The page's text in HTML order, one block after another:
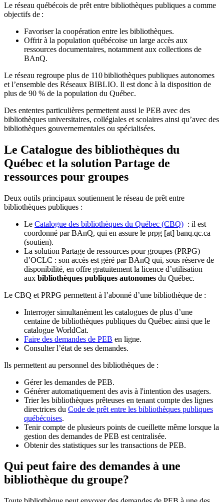
Le réseau québécois de prêt entre bibliothèques publiques a comme
objectifs de :
Favoriser la coopération entre les bibliothèques.
Offrir à la population québécoise un large accès aux
ressources documentaires, notamment aux collections de
BAnQ.
Le réseau regroupe plus de 110bibliothèques publiques autonomes
et l’ensemble des Réseaux BIBLIO. Il est donc à la disposition de
plus de 90 % de la population du Québec.
Des ententes particulières permettent aussi le PEB avec des
bibliothèques universitaires, collégiales et scolaires ainsi qu’avec des
bibliothèques gouvernementales ou spécialisées.
Le Catalogue des bibliothèques du
Québec et la solution Partage de
ressources pour groupes
Deux outils principaux soutiennent le réseau de prêt entre
bibliothèques publiques :
Le Catalogue des bibliothèques du Québec (CBQ) : il est
coordonné par BAnQ, qui en assure le prpg [at] banq.qc.ca
(soutien).
La solution Partage de ressources pour groupes (PRPG)
d’OCLC : son accès est géré par BAnQ qui, sous réserve de
disponibilité, en offre gratuitement la licence d’utilisation
aux bibliothèques publiques autonomes du Québec.
Le CBQ et PRPG permettent à l’abonné d’une bibliothèque de :
Interroger simultanément les catalogues de plus d’une
centaine de bibliothèques publiques du Québec ainsi que le
catalogue WorldCat.
Faire des demandes de PEB en ligne.
Consulter l’état de ses demandes.
Ils permettent au personnel des bibliothèques de :
Gérer les demandes de PEB.
Générer automatiquement des avis à l'intention des usagers.
Trier les bibliothèques prêteuses en tenant compte des lignes
directrices du Code de prêt entre les bibliothèques publiques
québécoises.
Tenir compte de plusieurs points de cueillette même lorsque la
gestion des demandes de PEB est centralisée.
Obtenir des statistiques sur les transactions de PEB.
Qui peut faire des demandes à une
bibliothèque du groupe?